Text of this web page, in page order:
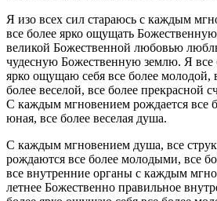
Я изо всех сил стараюсь с каждым
все более ярко ощущать
великой Божественной любовью
чудесную Божественную землю. Я все
ярко ощущаю себя все более молодой,
более веселой, все более прекрасной
С каждым мгновением рождается все
юная, все более веселая душа.
С каждым мгновением душа, все
рождаются все более молодыми, все
все внутренние органы с каждым
летнее Божественно правильное